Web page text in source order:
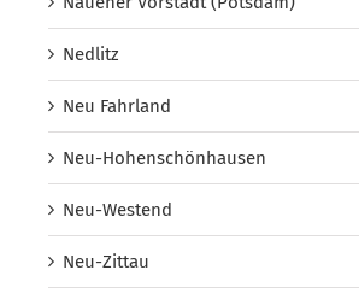
Nedlitz
Neu Fahrland
Neu-Hohenschönhausen
Neu-Westend
Neu-Zittau